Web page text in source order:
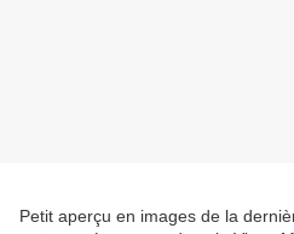
Petit aperçu en images de la